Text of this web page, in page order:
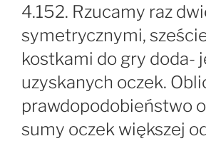
4.152. Rzucamy raz
symetrycznymi,
kostkami do gry doda-
uzyskanych oczek.
prawdopodobieństwo
sumy oczek większej